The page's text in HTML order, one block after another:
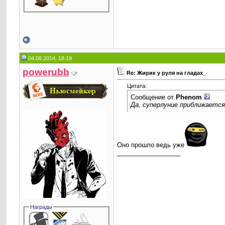
04.08.2014, 18:19
powerubb
Награды
Re: Жирик у руля на гладах_
Цитата:
Сообщение от Phenom
Да, суперлуние
Оно прошло ведь уже